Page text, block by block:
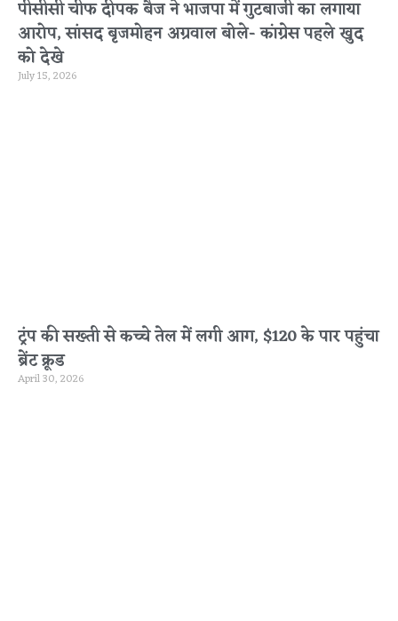
पीसीसी चीफ दीपक बैज ने भाजपा में गुटबाजी का लगाया
आरोप, सांसद बृजमोहन अग्रवाल बोले- कांग्रेस पहले खुद
को देखे
July 15, 2026
ट्रंप की सख्ती से कच्चे तेल में लगी आग, $120 के पार पहुंचा
ब्रेंट क्रूड
April 30, 2026